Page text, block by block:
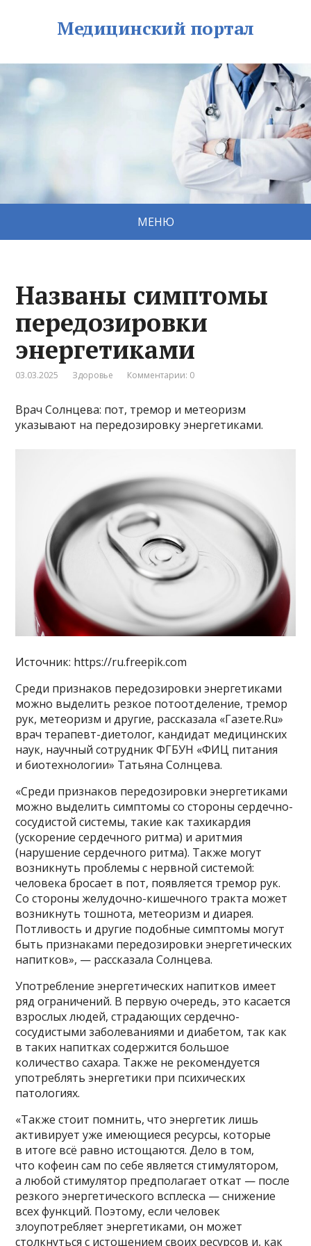
Медицинский портал
МЕНЮ
Названы симптомы
передозировки
энергетиками
03.03.2025 Здоровье Комментарии: 0
Врач Солнцева: пот, тремор и метеоризм
указывают на передозировку энергетиками.
Источник: https://ru.freepik.com
Среди признаков передозировки энергетиками
можно выделить резкое потоотделение, тремор
рук, метеоризм и другие, рассказала «Газете.Ru»
врач терапевт-диетолог, кандидат медицинских
наук, научный сотрудник ФГБУН «ФИЦ питания
и биотехнологии» Татьяна Солнцева.
«Среди признаков передозировки энергетиками
можно выделить симптомы со стороны сердечно-
сосудистой системы, такие как тахикардия
(ускорение сердечного ритма) и аритмия
(нарушение сердечного ритма). Также могут
возникнуть проблемы с нервной системой:
человека бросает в пот, появляется тремор рук.
Со стороны желудочно-кишечного тракта может
возникнуть тошнота, метеоризм и диарея.
Потливость и другие подобные симптомы могут
быть признаками передозировки энергетических
напитков», — рассказала Солнцева.
Употребление энергетических напитков имеет
ряд ограничений. В первую очередь, это касается
взрослых людей, страдающих сердечно-
сосудистыми заболеваниями и диабетом, так как
в таких напитках содержится большое
количество сахара. Также не рекомендуется
употреблять энергетики при психических
патологиях.
«Также стоит помнить, что энергетик лишь
активирует уже имеющиеся ресурсы, которые
в итоге всё равно истощаются. Дело в том,
что кофеин сам по себе является стимулятором,
а любой стимулятор предполагает откат — после
резкого энергетического всплеска — снижение
всех функций. Поэтому, если человек
злоупотребляет энергетиками, он может
столкнуться с истощением своих ресурсов и, как